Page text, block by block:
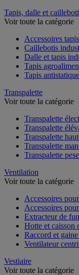
Tapis, dalle et
Voir toute la catégorie
Accessoires
Caillebotis
Dalle et tapis
Tapis
Tapis
Transpalette
Voir toute la catégorie
Transpalette
Transpalette
Transpalette
Transpalette
Transpalette
Ventilation
Voir toute la catégorie
Accessoires
Accessoires
Extracteur de
Hotte et caisson
Raccord et
Ventilateur
Vestiaire
Voir toute la catégorie